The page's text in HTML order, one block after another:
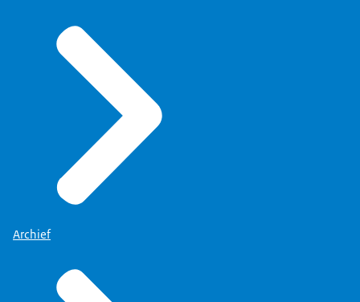
Archief